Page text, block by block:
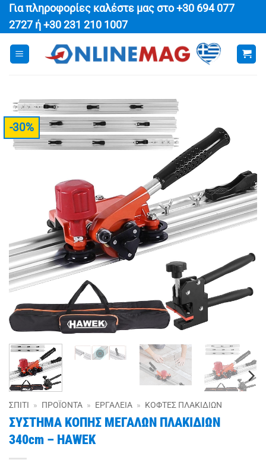
Μετάβαση
στο
περιεχόμενο
Για πληροφορίες καλέστε μας στο +30 694 077
2727 ή +30 231 210 1007
-30%
ΣΠΊΤΙ » ΠΡΟΪΌΝΤΑ » ΕΡΓΑΛΕΊΑ » ΚΌΦΤΕΣ ΠΛΑΚΙΔΊΩΝ
ΣΥΣΤΗΜΑ ΚΟΠΗΣ ΜΕΓΑΛΩΝ ΠΛΑΚΙΔΙΩΝ
340cm – HAWEK